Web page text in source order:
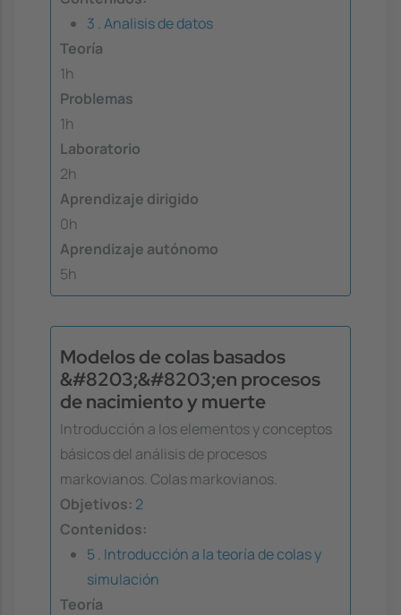
3 . Analisis de datos
Teoría
1h
Problemas
1h
Laboratorio
2h
Aprendizaje dirigido
0h
Aprendizaje autónomo
5h
Modelos de colas basados
&#8203;&#8203;en procesos
de nacimiento y muerte
Introducción a los elementos y conceptos
básicos del análisis de procesos
markovianos. Colas markovianos.
Objetivos: 2
Contenidos:
5 . Introducción a la teoría de colas y
simulación
Teoría